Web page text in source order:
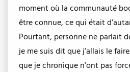
moment où la communauté
être connue, ce qui était
Pourtant, personne ne parlait
je me suis dit que j’allais le
que je chronique n’ont pas